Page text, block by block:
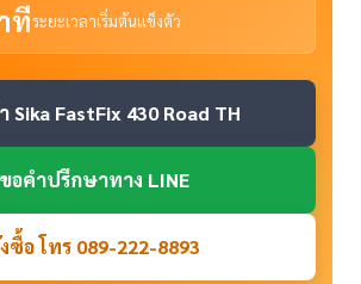
ทีระยะเวลาเริ่มต้นแข็งตัว
Sika FastFix 430 Road TH
ขอคำปรึกษาทาง LINE
ซื้อ โทร 089-222-8893